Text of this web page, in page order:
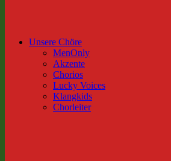
Unsere Chöre
MenOnly
Akzente
Chorios
Lucky Voices
Klangkids
Chorleiter